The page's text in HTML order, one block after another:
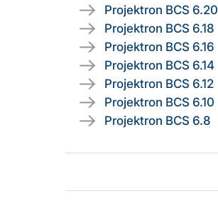
Projektron BCS 6.20
Projektron BCS 6.18
Projektron BCS 6.16
Projektron BCS 6.14
Projektron BCS 6.12
Projektron BCS 6.10
Projektron BCS 6.8